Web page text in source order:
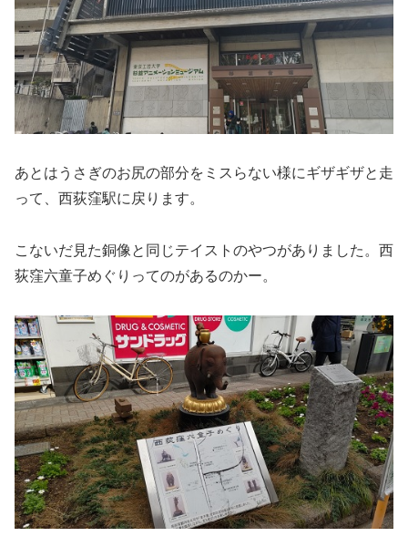
あとはうさぎのお尻の部分をミスらない様にギザギザと走
って、西荻窪駅に戻ります。
こないだ見た銅像と同じテイストのやつがありました。西
荻窪六童子めぐりってのがあるのかー。